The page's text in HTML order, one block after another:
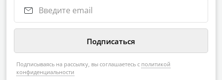
Подписываясь на рассылку, вы соглашаетесь с политикой
конфиденциальности